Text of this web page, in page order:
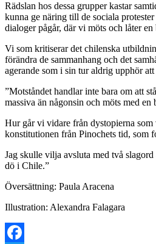
Rädslan hos dessa grupper kastar
kunna ge näring till de sociala
dialoger pågår, där vi möts och låter
Vi som kritiserar det chilenska
förändra de sammanhang och det
agerande som i sin tur aldrig upphör
”Motståndet handlar inte bara om att
massiva än någonsin och möts med en
Hur går vi vidare från dystopierna
konstitutionen från Pinochets tid, som
Jag skulle vilja avsluta med två
dö i Chile.”
Översättning: Paula Aracena
Illustration: Alexandra Falagara